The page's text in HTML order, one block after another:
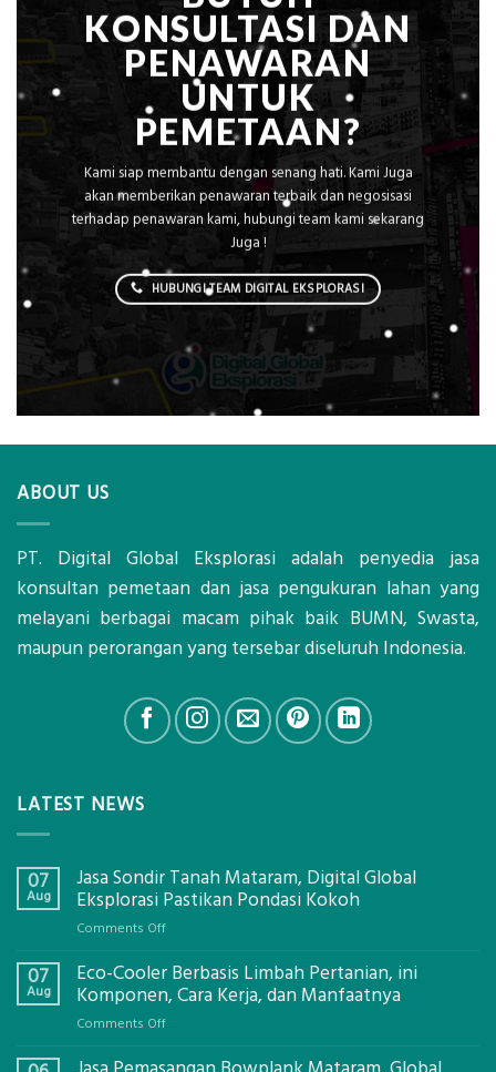
KONSULTASI DAN
PENAWARAN
UNTUK
PEMETAAN?
Kami siap membantu dengan senang hati. Kami Juga
akan memberikan penawaran terbaik dan negosisasi
terhadap penawaran kami, hubungi team kami sekarang
Juga !
HUBUNGI TEAM DIGITAL EKSPLORASI
ABOUT US
PT. Digital Global Eksplorasi adalah penyedia jasa
konsultan pemetaan dan jasa pengukuran lahan yang
melayani berbagai macam pihak baik BUMN, Swasta,
maupun perorangan yang tersebar diseluruh Indonesia.
LATEST NEWS
07
Aug
Jasa Sondir Tanah Mataram, Digital Global
Eksplorasi Pastikan Pondasi Kokoh
Comments Offon
Sondir
Tanah
07
Aug
Eco-Cooler Berbasis Limbah Pertanian, ini
Komponen, Cara Kerja, dan Manfaatnya
Comments Offon
Cooler